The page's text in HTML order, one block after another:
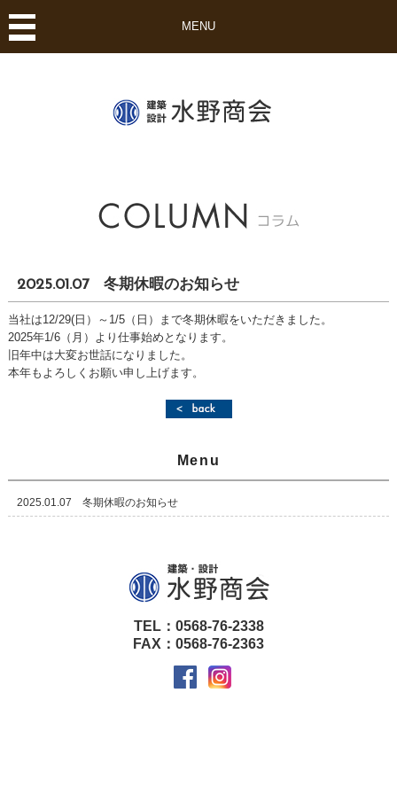
MENU
2025.01.07 冬期休暇のお知らせ
当社は12/29(日）～1/5（日）まで冬期休暇をいただきました。
2025年1/6（月）より仕事始めとなります。
旧年中は大変お世話になりました。
本年もよろしくお願い申し上げます。
Menu
2025.01.07 冬期休暇のお知らせ
TEL：0568-76-2338
FAX：0568-76-2363